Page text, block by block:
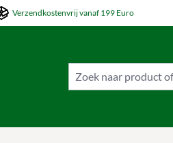
springenspringen
Verzendkostenvrij vanaf 199 Euro